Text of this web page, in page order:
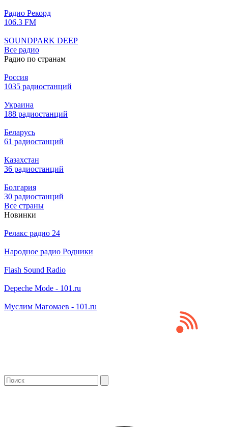
Радио Рекорд
106.3 FM
SOUNDPARK DEEP
Все радио
Радио по странам
Россия
1035 радиостанций
Украина
188 радиостанций
Беларусь
61 радиостанций
Казахстан
36 радиостанций
Болгария
30 радиостанций
Все страны
Новинки
Релакс радио 24
Народное радио Родники
Flash Sound Radio
Depeche Mode - 101.ru
Муслим Магомаев - 101.ru